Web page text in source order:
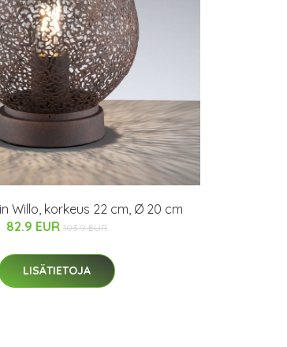
Willo, korkeus 22 cm, Ø 20 cm
82.9 EUR 103.9 EUR
LISÄTIETOJA